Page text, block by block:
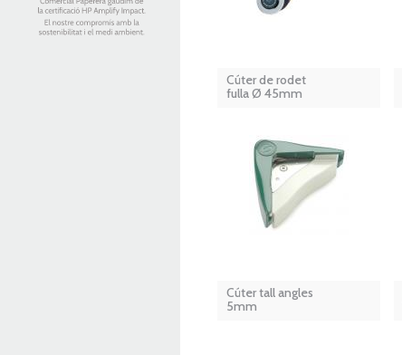
Cúter de rodet
fulla Ø 45mm
Cúter tall angles
5mm